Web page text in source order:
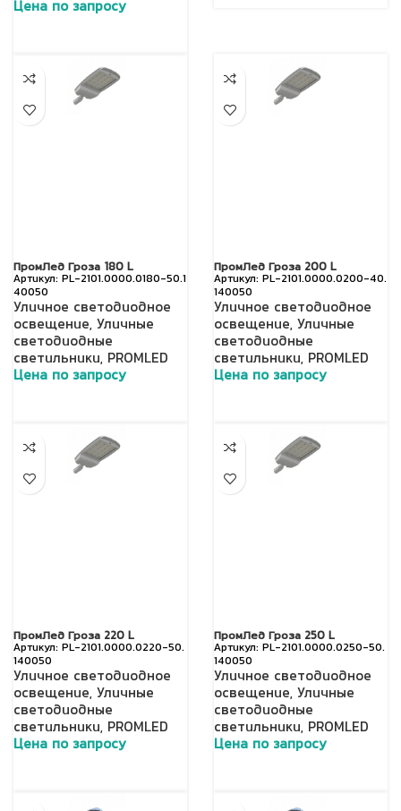
Цена по запросу
ПромЛед Гроза 180 L
PL-2101.0000.0180-50.1
40050
Уличное светодиодное
освещение, Уличные
светодиодные
светильники, PROMLED
Цена по запросу
ПромЛед Гроза 200 L
PL-2101.0000.0200-40.
140050
Уличное светодиодное
освещение, Уличные
светодиодные
светильники, PROMLED
Цена по запросу
ПромЛед Гроза 220 L
PL-2101.0000.0220-50.
140050
Уличное светодиодное
освещение, Уличные
светодиодные
светильники, PROMLED
Цена по запросу
ПромЛед Гроза 250 L
PL-2101.0000.0250-50.
140050
Уличное светодиодное
освещение, Уличные
светодиодные
светильники, PROMLED
Цена по запросу